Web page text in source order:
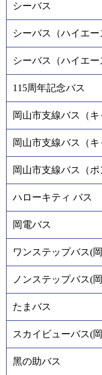
シーバス
シーバス（ハイエー
シーバス（ハイエ
115周年記念バス
岡山市支線バス（キ
岡山市支線バス（
岡山市支線バス（ポ
ハローキティ バス
岡電バス
ワンステップバス(
ノンステップバス(
たまバス
スカイビューバス(
黑の助バス